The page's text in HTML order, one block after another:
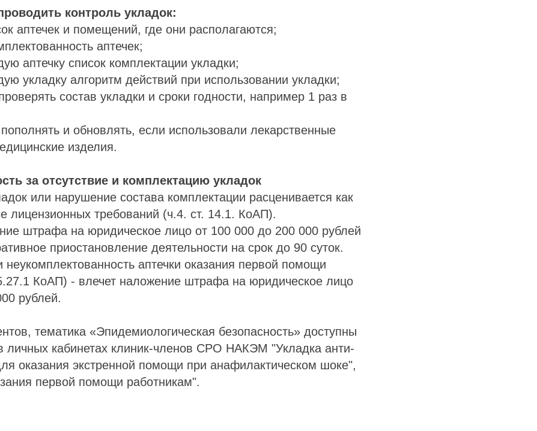
контроль укладок:
аптечек и помещений, где они располагаются;
аптечек;
аптечку список комплектации укладки;
укладку алгоритм действий при использовании укладки;
состав укладки и сроки годности, например 1 раз в
и обновлять, если использовали лекарственные
изделия.
за отсутствие и комплектацию укладок
или нарушение состава комплектации расценивается как
лицензионных требований (ч.4. ст. 14.1. КоАП).
штрафа на юридическое лицо от 100 000 до 200 000 рублей
приостановление деятельности на срок до 90 суток.
неукомплектованность аптечки оказания первой помощи
КоАП) - влечет наложение штрафа на юридическое лицо
рублей.
тематика «Эпидемиологическая безопасность» доступны
личных кабинетах клиник-членов СРО НАКЭМ "Укладка анти-
оказания экстренной помощи при анафилактическом шоке",
первой помощи работникам".